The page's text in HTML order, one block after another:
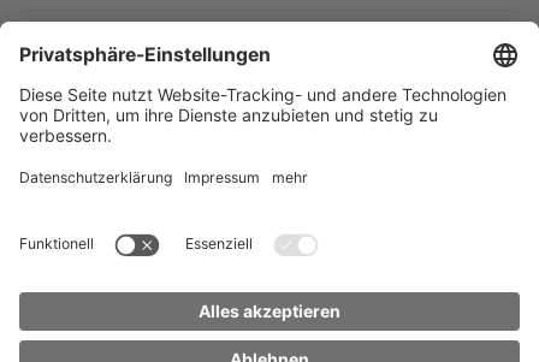
Herzlich willkommen zum Ausbildungstag am 20. April 2024
Wir möchten unsere Ausbildung zur Pflegefachfrau und zum
Pflegefachmann vorstellen: Am Sonnabend, 20. April 2024
Dich erwarten praktische Übungen wie …
Seite 1 Seite 4
Inhaltsübersicht Impressum